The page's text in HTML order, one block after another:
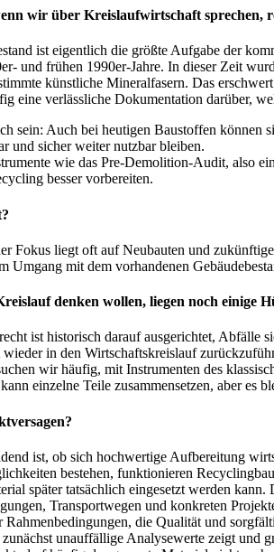
wir über Kreislaufwirtschaft sprechen,
ist eigentlich die größte Aufgabe der
und frühen 1990er-Jahre. In dieser Zeit
künstliche Mineralfasern. Das
eine verlässliche Dokumentation darüber,
sein: Auch bei heutigen Baustoffen können
und sicher weiter nutzbar bleiben.
wie das Pre-Demolition-Audit, also
besser vorbereiten.
Fokus liegt oft auf Neubauten und
Umgang mit dem vorhandenen
denken wollen, liegen noch einige
ist historisch darauf ausgerichtet,
in den Wirtschaftskreislauf
wir häufig, mit Instrumenten des
einzelne Teile zusammensetzen, aber
ist, ob sich hochwertige Aufbereitung
bestehen, funktionieren
später tatsächlich eingesetzt werden
Transportwegen und konkreten
Rahmenbedingungen, die Qualität und
unauffällige Analysewerte zeigt und